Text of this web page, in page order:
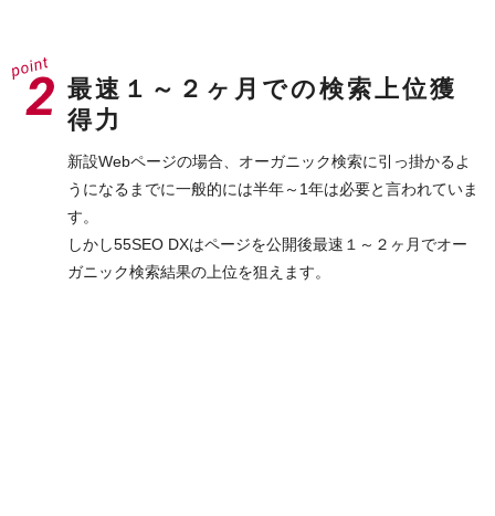
最速１～２ヶ月での検索上位獲
得力
新設Webページの場合、オーガニック検索に引っ掛かるよ
うになるまでに一般的には半年～1年は必要と言われていま
す。
しかし55SEO DXはページを公開後最速１～２ヶ月でオー
ガニック検索結果の上位を狙えます。